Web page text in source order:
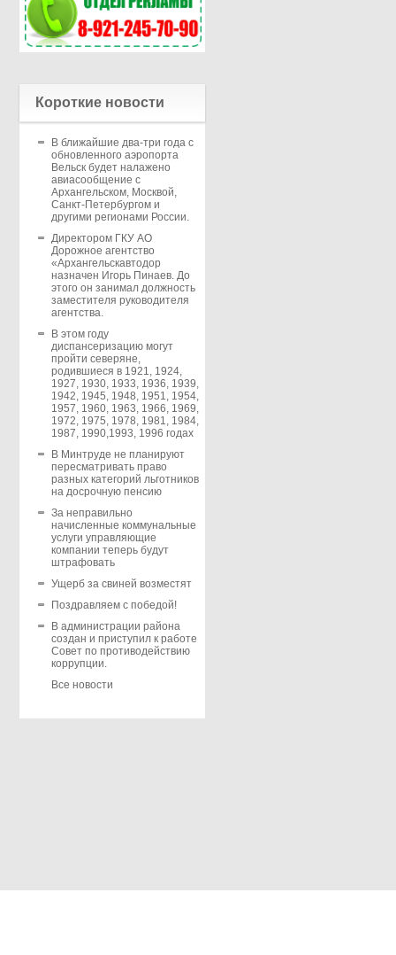
Короткие новости
В ближайшие два-три года с
обновленного аэропорта
Вельск будет налажено
авиасообщение с
Архангельском, Москвой,
Санкт-Петербургом и
другими регионами России.
Директором ГКУ АО
Дорожное агентство
«Архангельскавтодор
назначен Игорь Пинаев. До
этого он занимал должность
заместителя руководителя
агентства.
В этом году
диспансеризацию могут
пройти северяне,
родившиеся в 1921, 1924,
1927, 1930, 1933, 1936, 1939,
1942, 1945, 1948, 1951, 1954,
1957, 1960, 1963, 1966, 1969,
1972, 1975, 1978, 1981, 1984,
1987, 1990,1993, 1996 годах
В Минтруде не планируют
пересматривать право
разных категорий льготников
на досрочную пенсию
За неправильно
начисленные коммунальные
услуги управляющие
компании теперь будут
штрафовать
Ущерб за свиней возместят
Поздравляем с победой!
В администрации района
создан и приступил к работе
Совет по противодействию
коррупции.
Все новости